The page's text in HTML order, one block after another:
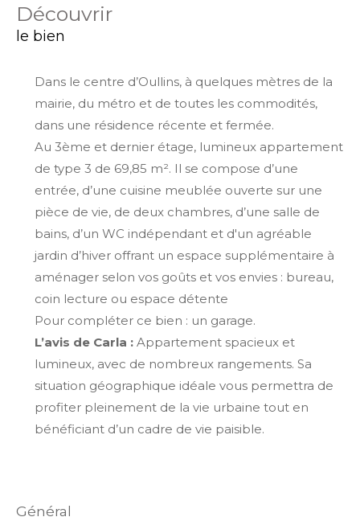
découvrir
le bien
Dans le centre d’Oullins, à quelques mètres de la
mairie, du métro et de toutes les commodités,
dans une résidence récente et fermée.
Au 3ème et dernier étage, lumineux appartement
de type 3 de 69,85 m². Il se compose d’une
entrée, d’une cuisine meublée ouverte sur une
pièce de vie, de deux chambres, d’une salle de
bains, d’un WC indépendant et d'un agréable
jardin d’hiver offrant un espace supplémentaire à
aménager selon vos goûts et vos envies : bureau,
coin lecture ou espace détente
Pour compléter ce bien : un garage.
L’avis de Carla :Appartement spacieux et
lumineux, avec de nombreux rangements. Sa
situation géographique idéale vous permettra de
profiter pleinement de la vie urbaine tout en
bénéficiant d’un cadre de vie paisible.
général